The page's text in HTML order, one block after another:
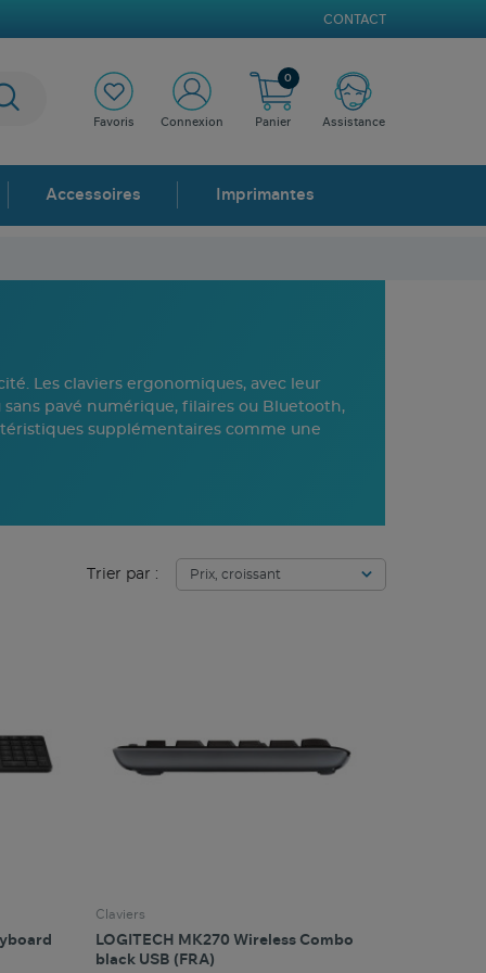
CONTACT
Favoris Connexion Panier
0
Assistance
Accessoires Imprimantes
Les claviers ergonomiques, avec leur
pavé numérique, filaires ou Bluetooth,
supplémentaires comme une
Trier par :
Claviers
LOGITECH MK270 Wireless Combo
black USB (FRA)